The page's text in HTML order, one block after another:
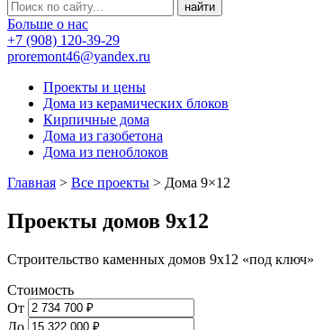
Больше о нас
+7 (908) 120-39-29
proremont46@yandex.ru
Проекты и цены
Дома из керамических блоков
Кирпичные дома
Дома из газобетона
Дома из пеноблоков
Главная > Все проекты > Дома 9×12
Проекты домов 9х12
Строительство каменных домов 9х12 «под
Стоимость
От
До